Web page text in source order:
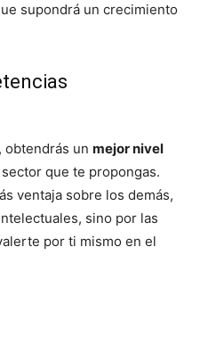
supondrá un crecimiento
obtendrás un mejor nivel
que te propongas.
ventaja sobre los demás,
sino por las
por ti mismo en el